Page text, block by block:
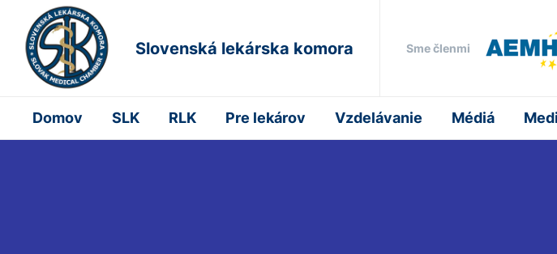
Slovenská lekárska komora Sme členmi
Domov SLK RLK Pre lekárov Vzdelávanie Médiá